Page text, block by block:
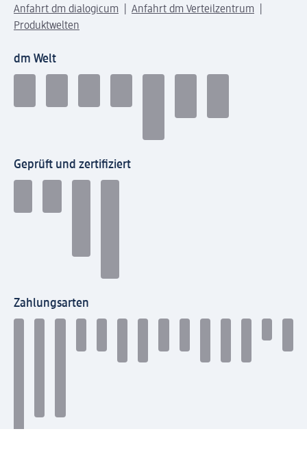
Anfahrt dm dialogicum
Anfahrt dm Verteilzentrum
Produktwelten
dm Welt
Geprüft und zertifiziert
Zahlungsarten